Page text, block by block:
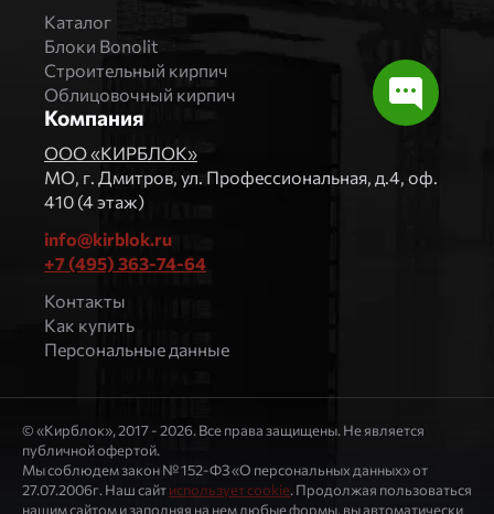
Каталог
Блоки Bonolit
Строительный кирпич
Облицовочный кирпич
Компания
ООО «КИРБЛОК»
МO, г. Дмитров, ул. Профессиональная, д.4, оф.
410 (4 этаж)
info@kirblok.ru
+7 (495) 363-74-64
Контакты
Как купить
Персональные данные
© «Кирблок», 2017 - 2026. Все права защищены. Не является
публичной офертой.
Мы соблюдем закон № 152-ФЗ «О персональных данных» от
27.07.2006г. Наш сайтиспользует cookie. Продолжая пользоваться
нашим сайтом и заполняя на нем любые формы, вы автоматически